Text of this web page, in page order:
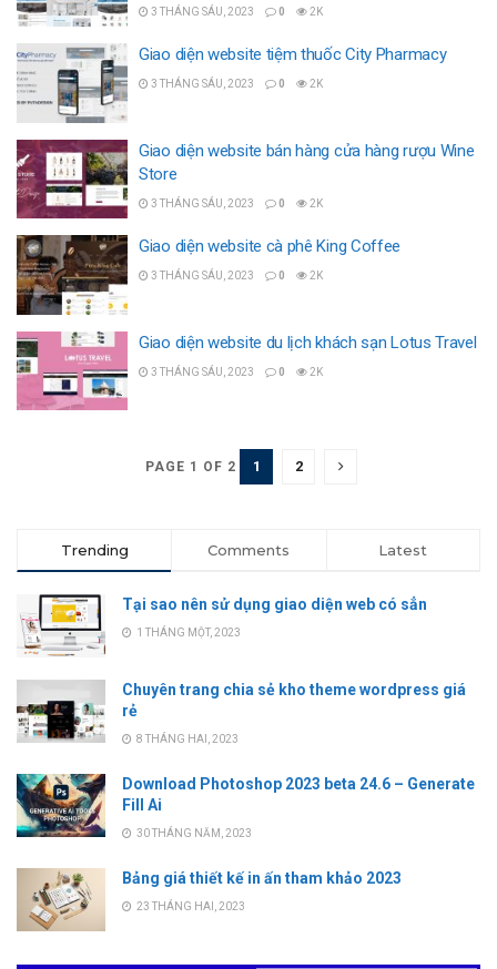
3 THÁNG SÁU, 2023 0 2K
Giao diện website tiệm thuốc City Pharmacy
3 THÁNG SÁU, 2023 0 2K
Giao diện website bán hàng cửa hàng rượu Wine
Store
3 THÁNG SÁU, 2023 0 2K
Giao diện website cà phê King Coffee
3 THÁNG SÁU, 2023 0 2K
Giao diện website du lịch khách sạn Lotus Travel
3 THÁNG SÁU, 2023 0 2K
PAGE 1 OF 2 1 2
Trending Comments Latest
Tại sao nên sử dụng giao diện web có sẳn
1 THÁNG MỘT, 2023
Chuyên trang chia sẻ kho theme wordpress giá
rẻ
8 THÁNG HAI, 2023
Download Photoshop 2023 beta 24.6 – Generate
Fill Ai
30 THÁNG NĂM, 2023
Bảng giá thiết kế in ấn tham khảo 2023
23 THÁNG HAI, 2023